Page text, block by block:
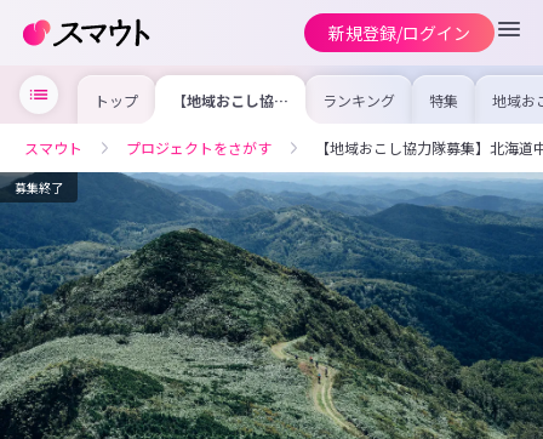
新規登録/ログイン
トップ 【地域おこし協力
隊募集】北海道中
を舞台に活躍する
観光協会職員を募
集します。
ランキング 特集 地域お
の求
を集め
事内容
を比較
合った
けよう
スマウト プロジェクトをさがす 【地域おこし協力隊募集】北海
募集終了